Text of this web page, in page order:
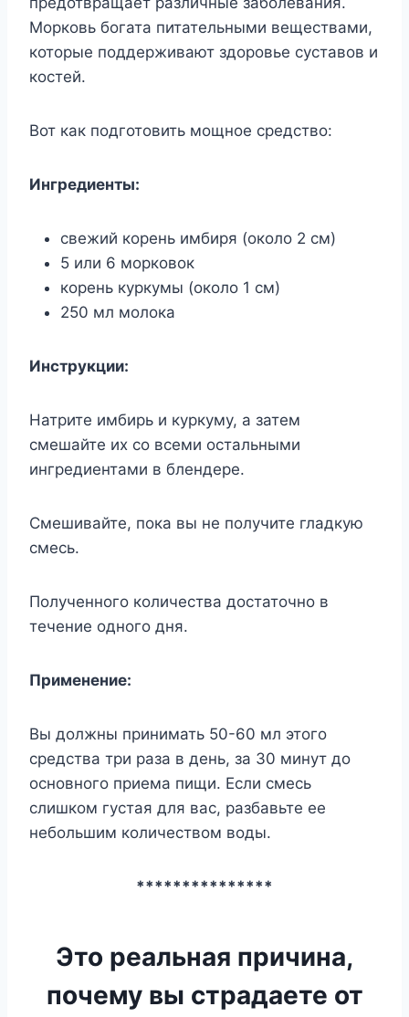
Морковь богата питательными веществами,
которые поддерживают здоровье суставов и
костей.
Вот как подготовить мощное средство:
Ингредиенты:
свежий корень имбиря (около 2 см)
5 или 6 морковок
корень куркумы (около 1 см)
250 мл молока
Инструкции:
Натрите имбирь и куркуму, а затем
смешайте их со всеми остальными
ингредиентами в блендере.
Смешивайте, пока вы не получите гладкую
смесь.
Полученного количества достаточно в
течение одного дня.
Применение:
Вы должны принимать 50-60 мл этого
средства три раза в день, за 30 минут до
основного приема пищи. Если смесь
слишком густая для вас, разбавьте ее
небольшим количеством воды.
***************
Это реальная причина,
почему вы страдаете от